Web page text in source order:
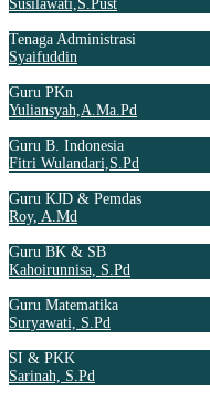
Susilawati,S.Pust
Tenaga Administrasi
Syaifuddin
Guru PKn
Yuliansyah,A.Ma.Pd
Guru B. Indonesia
Fitri Wulandari,S.Pd
Guru KJD & Pemdas
Roy, A.Md
Guru BK & SB
Kahoirunnisa, S.Pd
Guru Matematika
Suryawati, S.Pd
SI & PKK
Sarinah, S.Pd